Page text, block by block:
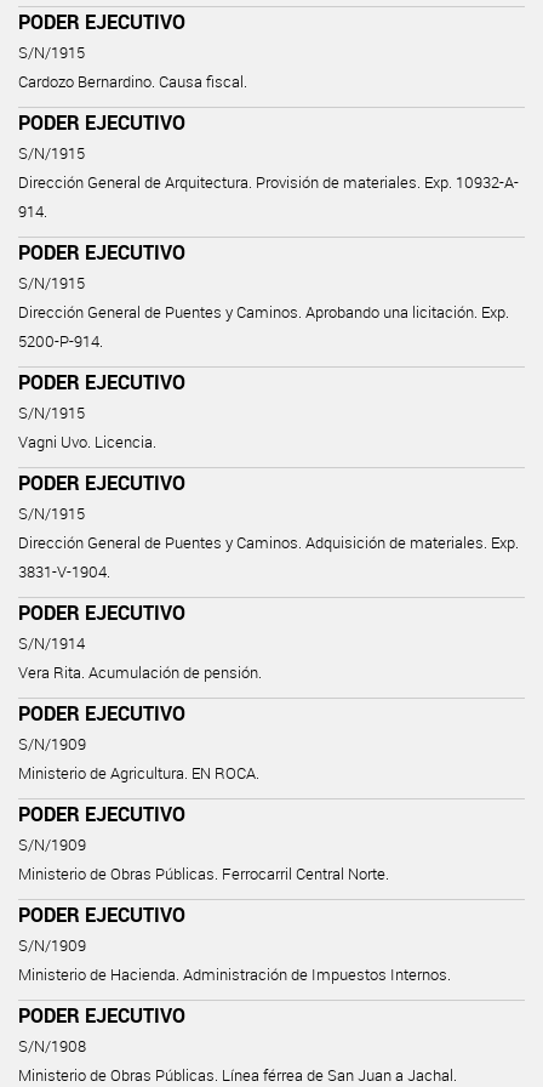
PODER EJECUTIVO
S/N/1915
Cardozo Bernardino. Causa fiscal.
PODER EJECUTIVO
S/N/1915
Dirección General de Arquitectura. Provisión de materiales. Exp. 10932-A-
914.
PODER EJECUTIVO
S/N/1915
Dirección General de Puentes y Caminos. Aprobando una licitación. Exp.
5200-P-914.
PODER EJECUTIVO
S/N/1915
Vagni Uvo. Licencia.
PODER EJECUTIVO
S/N/1915
Dirección General de Puentes y Caminos. Adquisición de materiales. Exp.
3831-V-1904.
PODER EJECUTIVO
S/N/1914
Vera Rita. Acumulación de pensión.
PODER EJECUTIVO
S/N/1909
Ministerio de Agricultura. EN ROCA.
PODER EJECUTIVO
S/N/1909
Ministerio de Obras Públicas. Ferrocarril Central Norte.
PODER EJECUTIVO
S/N/1909
Ministerio de Hacienda. Administración de Impuestos Internos.
PODER EJECUTIVO
S/N/1908
Ministerio de Obras Públicas. Línea férrea de San Juan a Jachal.